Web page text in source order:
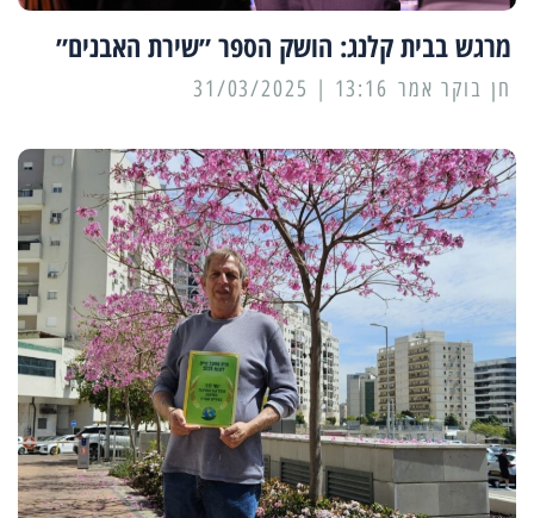
מרגש בבית קלנג: הושק הספר ״שירת האבנים״
13:16 | 31/03/2025